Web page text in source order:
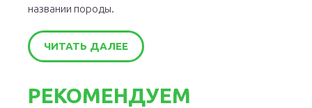
названии породы.
ЧИТАТЬ ДАЛЕЕ
РЕКОМЕНДУЕМ